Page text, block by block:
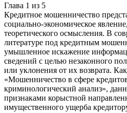
Глава 1 из 5
Кредитное мошенничество
социально-экономическое
теоретического осмысления. В
литературе под кредитным
умышленное искажение
сведений с целью незаконного
или уклонения от их возврата.
«Мошенничество в сфере
криминологический анализ»,
признаками корыстной
имущественного ущерба